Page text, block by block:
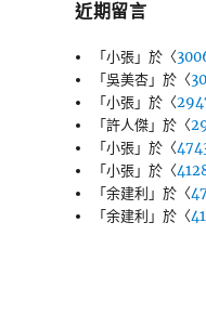
近期留言
「小張」於〈
「吳美杏」於〈
「小張」於〈
「許人傑」於〈
「小張」於〈
「小張」於〈
「余建利 」於〈
「余建利 」於〈